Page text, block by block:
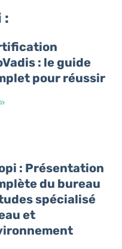
:
: le guide
pour réussir
: Présentation
du bureau
spécialisé
et